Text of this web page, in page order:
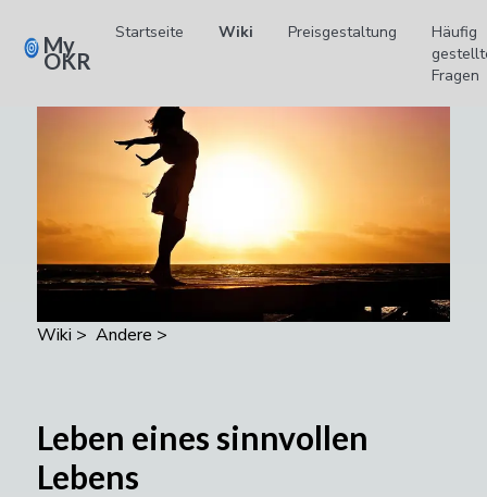
My
OKR
Startseite Wiki Preisgestaltung
Häufig
Fragen
Wiki > Andere >
Leben eines sinnvollen
Lebens